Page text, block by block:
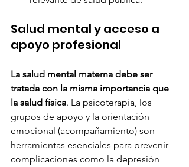
Salud mental y acceso a
apoyo profesional
La salud mental materna debe ser
tratada con la misma importancia que
la salud física. La psicoterapia, los
grupos de apoyo y la orientación
emocional (acompañamiento) son
herramientas esenciales para prevenir
complicaciones como la depresión